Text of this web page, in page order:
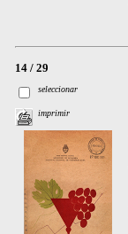
14 / 29
seleccionar
imprimir